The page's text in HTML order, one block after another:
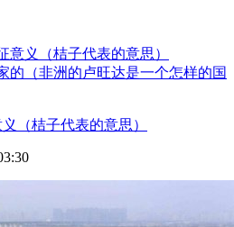
意义（桔子代表的意思）
的（非洲的卢旺达是一个怎样的国
（桔子代表的意思）